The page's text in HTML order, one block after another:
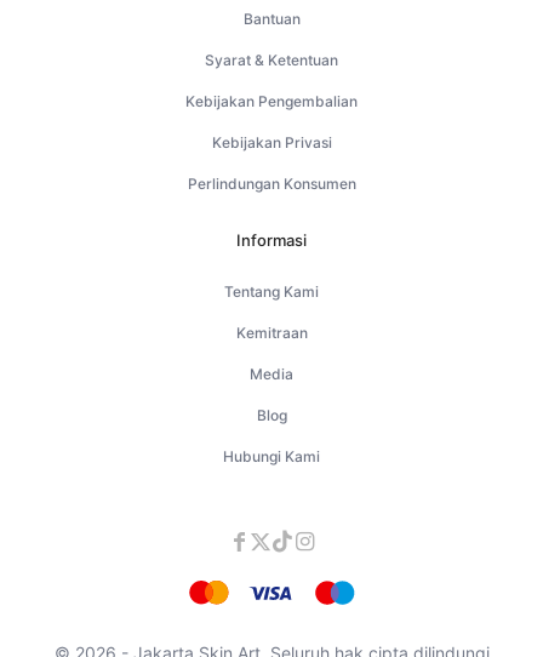
Bantuan
Syarat & Ketentuan
Kebijakan Pengembalian
Kebijakan Privasi
Perlindungan Konsumen
Informasi
Tentang Kami
Kemitraan
Media
Blog
Hubungi Kami
© 2026 - Jakarta Skin Art. Seluruh hak cipta dilindungi